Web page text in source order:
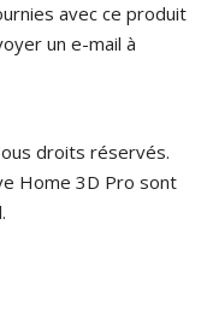
avec ce produit
un e-mail à
droits réservés.
Home 3D Pro sont